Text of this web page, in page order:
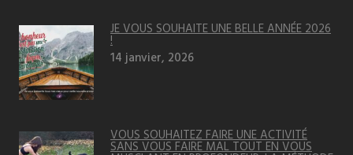
JE VOUS SOUHAITE UNE BELLE ANNÉE 2026
!
14 janvier, 2026
VOUS SOUHAITEZ FAIRE UNE ACTIVITÉ
SANS VOUS FAIRE MAL TOUT EN VOUS